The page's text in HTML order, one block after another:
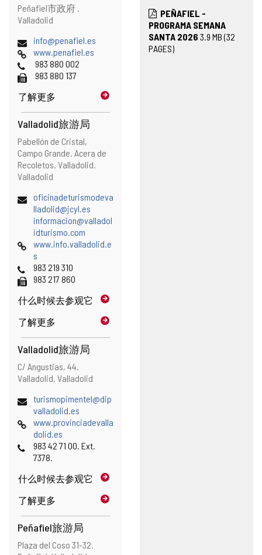
地
址
邮
寄
址
Peñafiel市政府 .
Valladolid
电
子
邮
件
地
址
info@penafiel.es
客
户
网
页
www.penafiel.es
电
话
983 880 002
传
真
983 880 137
了解更多
Valladolid旅游局
地
址
邮
寄
地
址
Pabellón de Cristal,
Campo Grande. Acera de
Recoletos. Valladolid.
Valladolid
电
子
地
oficinadeturismodeva
lladolid@jcyl.es
打
邮
)
informacion@valladol
idturismo.com
打
户
网
www.info.valladolid.e
s
电
话
983 219 310
传
真
983 217 860
什么时候去参观它
了解更多
Valladolid旅游局
地
址
邮
寄
址
C/ Angustias, 44.
Valladolid. Valladolid
电
子
邮
地
turismopimentel@dip
valladolid.es
打
邮
户
网
www.provinciadevalla
dolid.es
电
983 42 71 00. Ext.
7378.
什么时候去参观它
了解更多
Peñafiel旅游局
地
邮
Plaza del Coso 31-32.
PEÑAFIEL -
PROGRAMA SEMANA
SANTA 2026 3.9 MB(32
PAGES)